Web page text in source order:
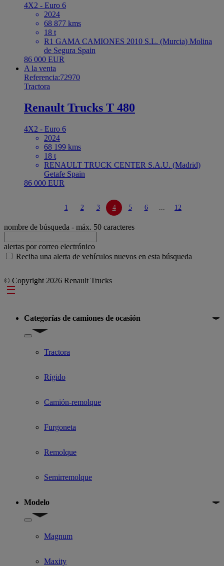
4X2 - Euro 6
2024
68 877 kms
18 t
R1 GAMA CAMIONES 2010 S.L. (Murcia) Molina
de Segura Spain
86 000 EUR
A la venta
Referencia:72970
Tractora
Renault Trucks T 480
4X2 - Euro 6
2024
68 199 kms
18 t
RENAULT TRUCK CENTER S.A.U. (Madrid)
Getafe Spain
86 000 EUR
1 2 3 4 5 6 12
nombre de búsqueda - máx. 50 caracteres
alertas por correo electrónico
Reciba una alerta de vehículos nuevos en esta búsqueda
© Copyright 2026 Renault Trucks
Footer
Categorías de camiones de ocasión
Show submenu for Categorías de camiones de ocasión
Tractora
Rígido
Camión-remolque
Furgoneta
Remolque
Semirremolque
Modelo
Show submenu for Modelo
Magnum
Maxity